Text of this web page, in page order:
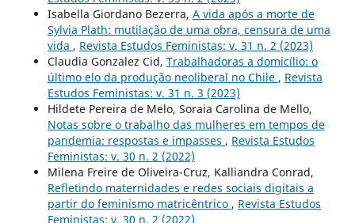
Isabella Giordano Bezerra, A vida após a morte de
Sylvia Plath: mutilação de uma obra, censura de uma
vida , Revista Estudos Feministas: v. 31 n. 2 (2023)
Claudia Gonzalez Cid, Trabalhadoras a domicílio: o
último elo da produção neoliberal no Chile , Revista
Estudos Feministas: v. 31 n. 3 (2023)
Hildete Pereira de Melo, Soraia Carolina de Mello,
Notas sobre o trabalho das mulheres em tempos de
pandemia: respostas e impasses , Revista Estudos
Feministas: v. 30 n. 2 (2022)
Milena Freire de Oliveira-Cruz, Kalliandra Conrad,
Refletindo maternidades e redes sociais digitais a
partir do feminismo matricêntrico , Revista Estudos
Feministas: v. 30 n. 2 (2022)